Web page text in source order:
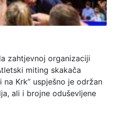
zahtjevnoj organizaciji
miting skakača
Krk” uspješno je održan
ali i brojne oduševljene